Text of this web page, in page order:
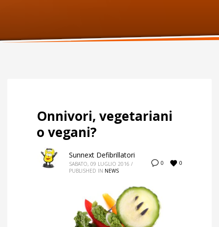
Martedi:9am – 6pm
Onnivori, vegetariani
o vegani?
0 0
Sunnext Defibrillatori
SABATO, 09 LUGLIO 2016 /
PUBLISHED IN NEWS